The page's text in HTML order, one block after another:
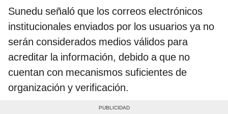
Sunedu señaló que los correos electrónicos
institucionales enviados por los usuarios ya no
serán considerados medios válidos para
acreditar la información, debido a que no
cuentan con mecanismos suficientes de
organización y verificación.